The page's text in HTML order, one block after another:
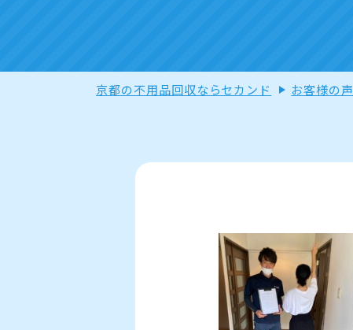
京都の不用品回収ならセカンド お客様の声